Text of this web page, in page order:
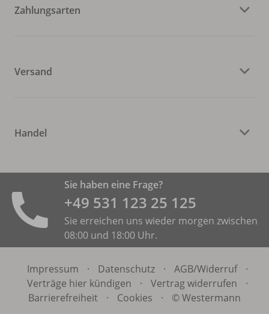
Zahlungsarten
Versand
Handel
Sie haben eine Frage?
+49 531 ­123 25 125
Sie erreichen uns wieder morgen zwischen
08:00 und 18:00 Uhr.
Impressum · Datenschutz · AGB/Widerruf
·
Verträge hier kündigen
· Vertrag widerrufen
·
Barrierefreiheit
· Cookies · © Westermann